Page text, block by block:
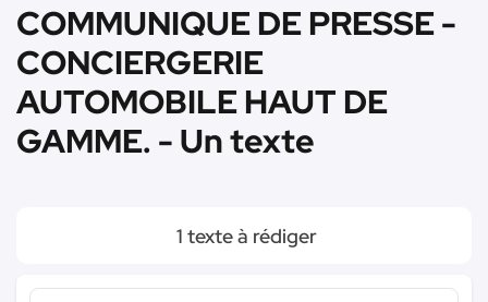
COMMUNIQUE DE PRESSE -
CONCIERGERIE
AUTOMOBILE HAUT DE
GAMME. - Un texte
1 texte à rédiger